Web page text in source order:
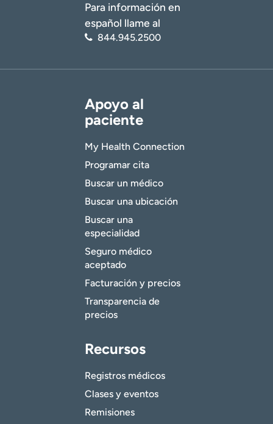
Para información en
español llame al
844.945.2500
Apoyo al
paciente
My Health Connection
Programar cita
Buscar un médico
Buscar una ubicación
Buscar una
especialidad
Seguro médico
aceptado
Facturación y precios
Transparencia de
precios
Recursos
Registros médicos
Clases y eventos
Remisiones